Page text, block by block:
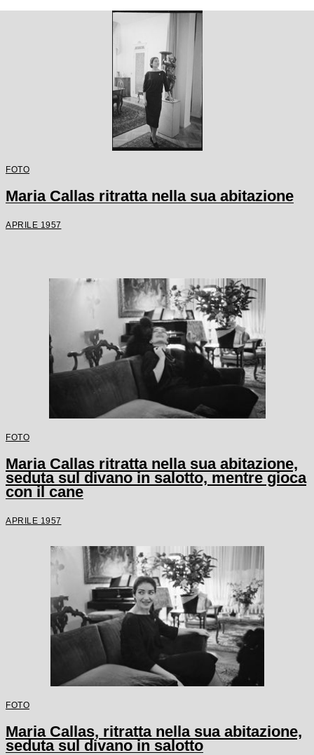
FOTO
Maria Callas ritratta nella sua abitazione
APRILE 1957
FOTO
Maria Callas ritratta nella sua abitazione,
seduta sul divano in salotto, mentre gioca
con il cane
APRILE 1957
FOTO
Maria Callas, ritratta nella sua abitazione,
seduta sul divano in salotto